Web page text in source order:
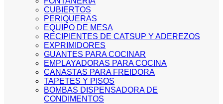
CUBIERTOS
PERIQUERAS
EQUIPO DE MESA
RECIPIENTES DE CATSUP Y ADEREZOS
EXPRIMIDORES
GUANTES PARA COCINAR
EMPLAYADORAS PARA COCINA
CANASTAS PARA FREIDORA
TAPETES Y PISOS
BOMBAS DISPENSADORA DE
CONDIMENTOS